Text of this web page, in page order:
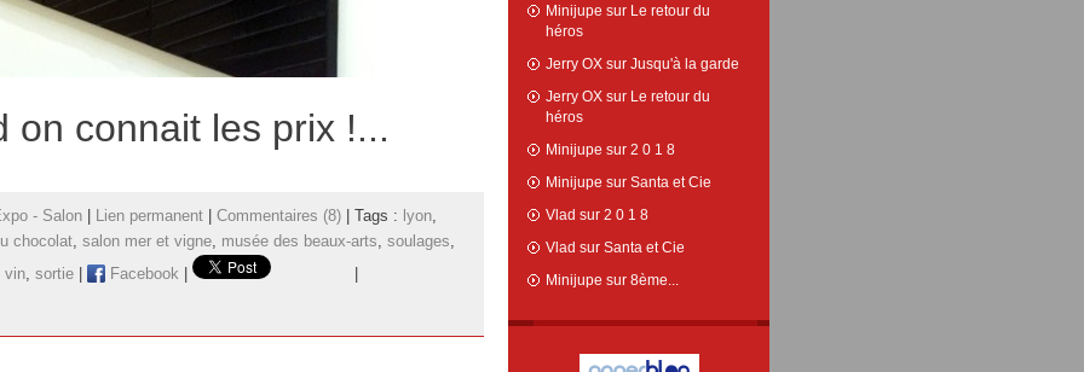
Minijupe sur Le retour du
héros
Jerry OX sur Jusqu'à la garde
Jerry OX sur Le retour du
héros
Minijupe sur 2 0 1 8
Minijupe sur Santa et Cie
Vlad sur 2 0 1 8
Vlad sur Santa et Cie
Minijupe sur 8ème...
on connait les prix !...
- Salon Lien permanent Commentaires (8) | Tags : lyon,
chocolat, salon mer et vigne, musée des beaux-arts, soulages,
vin, sortie Facebook